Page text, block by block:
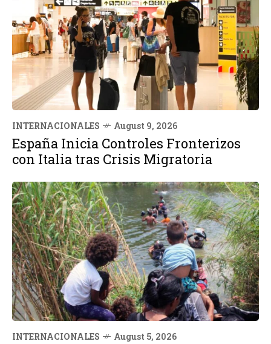
INTERNACIONALES August 9, 2026
España Inicia Controles Fronterizos
con Italia tras Crisis Migratoria
INTERNACIONALES August 5, 2026